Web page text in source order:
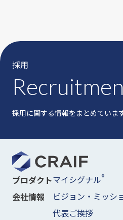
採用
採用に関する情報をまとめています
プロダクトマイシグナル®
会社情報
ビジョン・ミッシ
代表ご挨拶